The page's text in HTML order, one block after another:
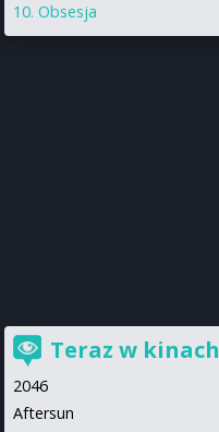
Obsesja
Teraz w kinach
2046
Aftersun